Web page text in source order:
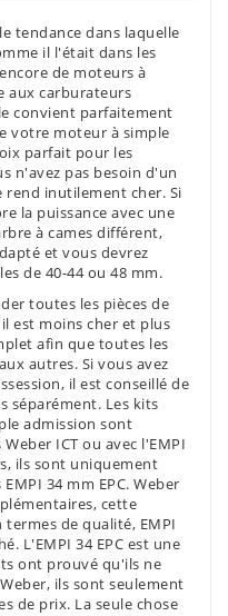
tendance dans laquelle
il l'était dans les
de moteurs à
aux carburateurs
convient parfaitement
votre moteur à simple
parfait pour les
n'avez pas besoin d'un
rend inutilement cher. Si
la puissance avec une
à cames différent,
et vous devrez
de 40-44 ou 48 mm.
toutes les pièces de
est moins cher et plus
afin que toutes les
autres. Si vous avez
il est conseillé de
séparément. Les kits
admission sont
ICT ou avec l'EMPI
ils sont uniquement
34 mm EPC. Weber
cette
de qualité, EMPI
L'EMPI 34 EPC est une
ont prouvé qu'ils ne
ils sont seulement
de prix. La seule chose